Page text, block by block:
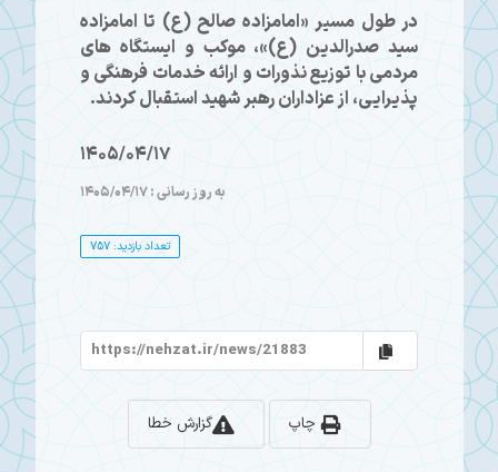
در طول مسیر «امامزاده صالح (ع) تا امامزاده
سید صدرالدین (ع)»، موکب‌ و ایستگاه های
مردمی با توزیع نذورات و ارائه خدمات فرهنگی و
پذیرایی، از عزاداران رهبر شهید استقبال کردند.
1405/04/17
به روز رسانی : 1405/04/17
تعداد بازدید: 757
گزارش خطا چاپ